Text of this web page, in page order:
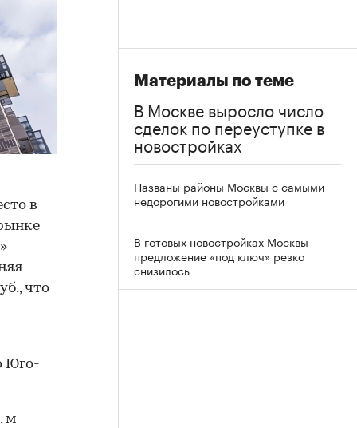
в
что
Юго-
м
Материалы по теме
В Москве выросло число
сделок по переуступке в
новостройках
Названы районы Москвы с самыми
недорогими новостройками
В готовых новостройках Москвы
предложение «под ключ» резко
снизилось